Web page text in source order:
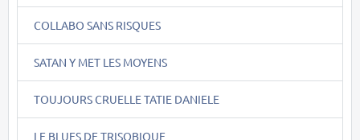
COLLABO SANS RISQUES
SATAN Y MET LES MOYENS
TOUJOURS CRUELLE TATIE DANIELE
LE BLUES DE TRISOBIQUE